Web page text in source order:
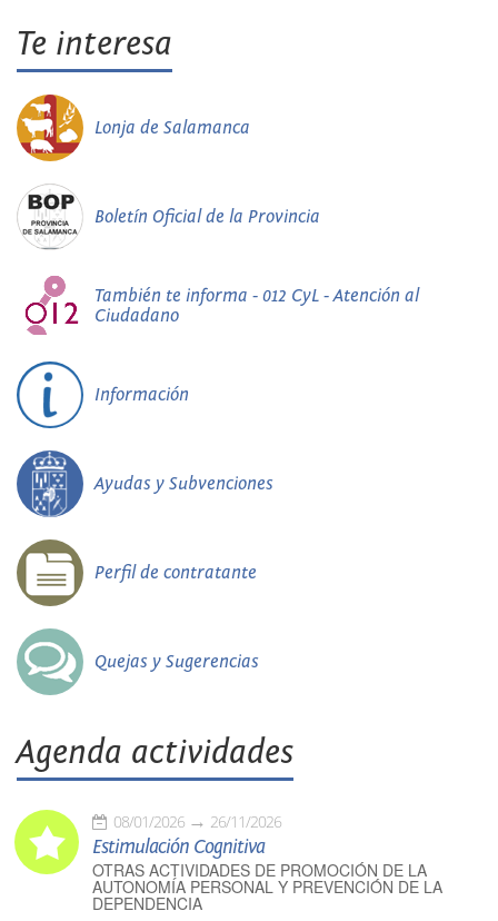
Te interesa
Lonja de Salamanca
Boletín Oficial de la Provincia
También te informa - 012 CyL - Atención al
Ciudadano
Información
Ayudas y Subvenciones
Perfil de contratante
Quejas y Sugerencias
Agenda actividades
08/01/2026 26/11/2026
Estimulación Cognitiva
OTRAS ACTIVIDADES DE PROMOCIÓN DE LA
AUTONOMÍA PERSONAL Y PREVENCIÓN DE LA
DEPENDENCIA